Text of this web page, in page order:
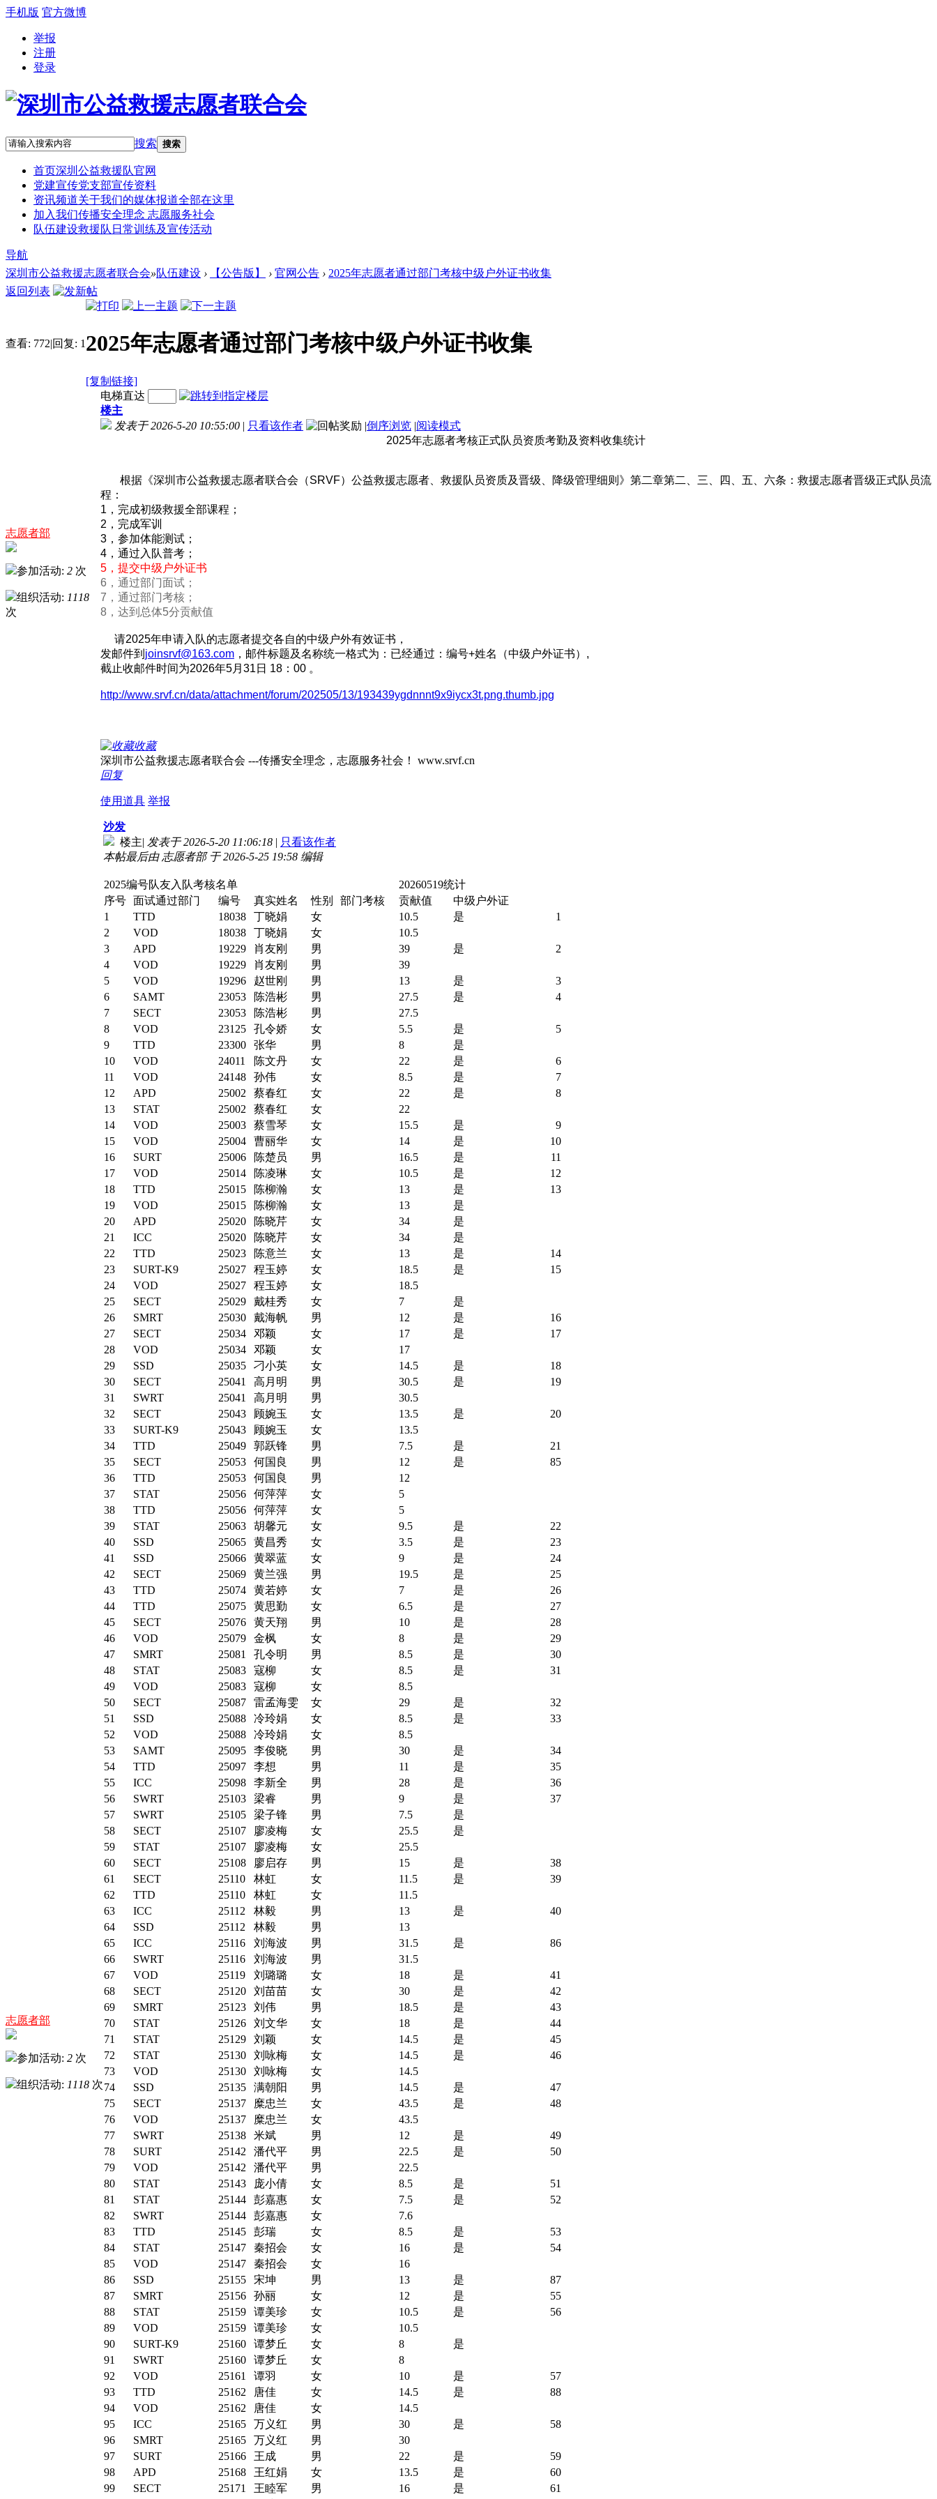
手机版 官方微博
举报
注册
登录
搜索 搜索
首页深圳公益救援队官网
党建宣传党支部宣传资料
资讯频道关于我们的媒体报道全部在这里
加入我们传播安全理念 志愿服务社会
队伍建设救援队日常训练及宣传活动
导航
深圳市公益救援志愿者联合会»队伍建设 › 【公告版】 › 官网公告 › 2025年志愿者通过部门考核中级户外证书收集
返回列表
查看: 772|回复: 1 2025年志愿者通过部门考核中级户外证书收集
[复制链接]
志愿者部
参加活动: 2 次
组织活动: 1118
次
电梯直达
楼主
发表于 2026-5-20 10:55:00 | 只看该作者 |倒序浏览 |阅读模式
2025年志愿者考核正式队员资质考勤及资料收集统计
根据《深圳市公益救援志愿者联合会（SRVF）公益救援志愿者、救援队员资质及晋级、降级管理细则》第二章第二、三、四、五、六条： 救援志愿者晋级正式队员流
程 ：
1，完成初级救援全部课程；
2，完成军训
3，参加体能测试；
4，通过入队普考；
5，提交中级户外证书
6，通过部门面试；
7，通过部门考核；
8，达到总体5分贡献值
请2025年申请入队的志愿者提交各自的中级户外有效证书，
发邮件到 joinsrvf@163.com ，邮件标题及名称统一格式为：已经通过：编号+姓名（中级户外证书）,
截止收邮件时间为2026年5月31日 18：00 。
http://www.srvf.cn/data/attachment/forum/202505/13/193439ygdnnnt9x9iycx3t.png.thumb.jpg
收藏
深圳市公益救援志愿者联合会 ---传播安全理念，志愿服务社会！ www.srvf.cn
回复
使用道具 举报
志愿者部
参加活动: 2 次
组织活动: 1118 次
沙发
楼主| 发表于 2026-5-20 11:06:18 | 只看该作者
本帖最后由 志愿者部 于 2026-5-25 19:58 编辑
2025编号队友入队考核名单
20260519统计
序号 面试通过部门 编号 真实姓名 性别 部门考核 贡献值
中级户外证
1
TTD 18038 丁晓娟 女 10.5 是
1
2
VOD 18038 丁晓娟 女
10.5
3
APD 19229 肖友刚 男 39 是
2
4
VOD 19229 肖友刚 男
39
5
VOD 19296 赵世刚 男 13 是
3
6
SAMT 23053 陈浩彬 男 27.5 是
4
7
SECT 23053 陈浩彬 男
27.5
8
VOD 23125 孔令娇 女 5.5 是
5
9
TTD 23300 张华 男 8
是
10
VOD 24011 陈文丹 女 22 是
6
11
VOD 24148 孙伟 女 8.5 是
7
12
APD 25002 蔡春红 女 22 是
8
13
STAT 25002 蔡春红 女
22
14
VOD 25003 蔡雪琴 女 15.5 是
9
15
VOD 25004 曹丽华 女 14 是
10
16
SURT 25006 陈楚员 男 16.5 是
11
17
VOD 25014 陈凌琳 女 10.5 是
12
18
TTD 25015 陈柳瀚 女 13 是
13
19
VOD 25015 陈柳瀚 女 13
是
20
APD 25020 陈晓芹 女 34
是
21
ICC 25020 陈晓芹 女 34
是
22
TTD 25023 陈意兰 女 13 是
14
23
SURT-K9 25027 程玉婷 女 18.5 是
15
24
VOD 25027 程玉婷 女
18.5
25
SECT 25029 戴桂秀 女 7
是
26
SMRT 25030 戴海帆 男 12 是
16
27
SECT 25034 邓颖 女 17 是
17
28
VOD 25034 邓颖 女
17
29
SSD 25035 刁小英 女 14.5 是
18
30
SECT 25041 高月明 男 30.5 是
19
31
SWRT 25041 高月明 男
30.5
32
SECT 25043 顾婉玉 女 13.5 是
20
33
SURT-K9 25043 顾婉玉 女
13.5
34
TTD 25049 郭跃锋 男 7.5 是
21
35
SECT 25053 何国良 男 12 是
85
36
TTD 25053 何国良 男
12
37
STAT 25056 何萍萍 女
5
38
TTD 25056 何萍萍 女
5
39
STAT 25063 胡馨元 女 9.5 是
22
40
SSD 25065 黄昌秀 女 3.5 是
23
41
SSD 25066 黄翠蓝 女 9 是
24
42
SECT 25069 黄兰强 男 19.5 是
25
43
TTD 25074 黄若婷 女 7 是
26
44
TTD 25075 黄思勤 女 6.5 是
27
45
SECT 25076 黄天翔 男 10 是
28
46
VOD 25079 金枫 女 8 是
29
47
SMRT 25081 孔令明 男 8.5 是
30
48
STAT 25083 寇柳 女 8.5 是
31
49
VOD 25083 寇柳 女
8.5
50
SECT 25087 雷孟海雯 女 29 是
32
51
SSD 25088 冷玲娟 女 8.5 是
33
52
VOD 25088 冷玲娟 女
8.5
53
SAMT 25095 李俊晓 男 30 是
34
54
TTD 25097 李想 男 11 是
35
55
ICC 25098 李新全 男 28 是
36
56
SWRT 25103 梁睿 男 9 是
37
57
SWRT 25105 梁子锋 男 7.5
是
58
SECT 25107 廖凌梅 女 25.5
是
59
STAT 25107 廖凌梅 女
25.5
60
SECT 25108 廖启存 男 15 是
38
61
SECT 25110 林虹 女 11.5 是
39
62
TTD 25110 林虹 女
11.5
63
ICC 25112 林毅 男 13 是
40
64
SSD 25112 林毅 男
13
65
ICC 25116 刘海波 男 31.5 是
86
66
SWRT 25116 刘海波 男
31.5
67
VOD 25119 刘璐璐 女 18 是
41
68
SECT 25120 刘苗苗 女 30 是
42
69
SMRT 25123 刘伟 男 18.5 是
43
70
STAT 25126 刘文华 女 18 是
44
71
STAT 25129 刘颖 女 14.5 是
45
72
STAT 25130 刘咏梅 女 14.5 是
46
73
VOD 25130 刘咏梅 女
14.5
74
SSD 25135 满朝阳 男 14.5 是
47
75
SECT 25137 糜忠兰 女 43.5 是
48
76
VOD 25137 糜忠兰 女
43.5
77
SWRT 25138 米斌 男 12 是
49
78
SURT 25142 潘代平 男 22.5 是
50
79
VOD 25142 潘代平 男
22.5
80
STAT 25143 庞小倩 女 8.5 是
51
81
STAT 25144 彭嘉惠 女 7.5 是
52
82
SWRT 25144 彭嘉惠 女
7.6
83
TTD 25145 彭瑞 女 8.5 是
53
84
STAT 25147 秦招会 女 16 是
54
85
VOD 25147 秦招会 女
16
86
SSD 25155 宋坤 男 13 是
87
87
SMRT 25156 孙丽 女 12 是
55
88
STAT 25159 谭美珍 女 10.5 是
56
89
VOD 25159 谭美珍 女
10.5
90
SURT-K9 25160 谭梦丘 女 8
是
91
SWRT 25160 谭梦丘 女
8
92
VOD 25161 谭羽 女 10 是
57
93
TTD 25162 唐佳 女 14.5 是
88
94
VOD 25162 唐佳 女
14.5
95
ICC 25165 万义红 男 30 是
58
96
SMRT 25165 万义红 男
30
97
SURT 25166 王成 男 22 是
59
98
APD 25168 王红娟 女 13.5 是
60
99
SECT 25171 王睦军 男 16 是
61